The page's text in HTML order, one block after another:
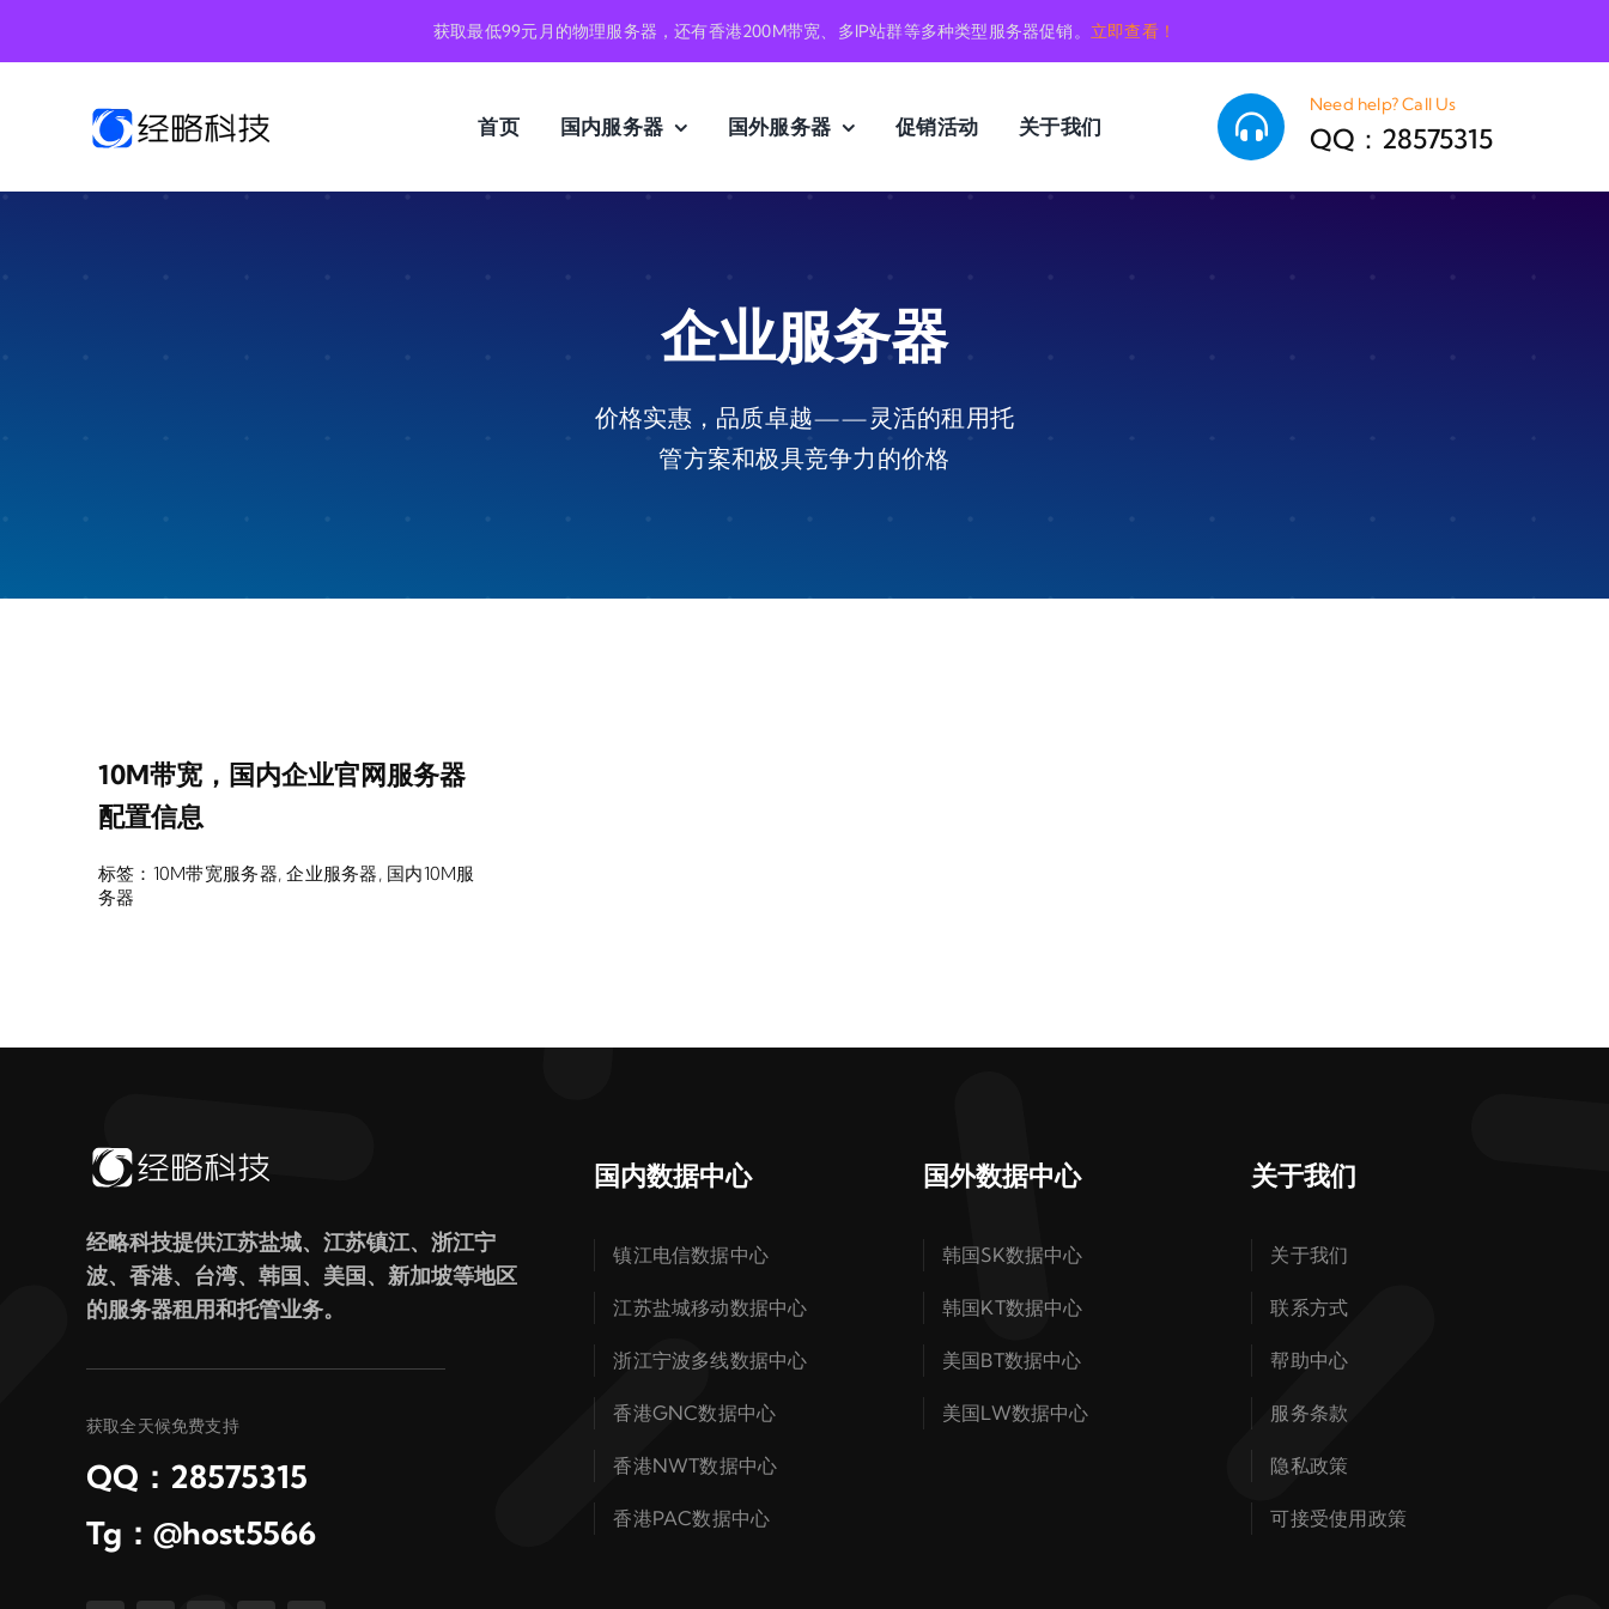
获取最低99元月的物理服务器，还有香港200M带宽、多IP站群等多种类型服务器促销。 立即查看！
首页 国内服务器 国外服务器 促销活动 关于我们
Need help? Call Us
QQ：28575315
企业服务器
价格实惠，品质卓越——灵活的租用托
管方案和极具竞争力的价格
10M带宽，国内企业官网服务器
配置信息
标签： 10M带宽服务器,企业服务器, 国内10M服
务器
经略科技提供江苏盐城、江苏镇江、浙江宁
波、香港、台湾、韩国、美国、新加坡等地区
的服务器租用和托管业务。
获取全天候免费支持
QQ：28575315
Tg：@host5566
国内数据中心
镇江电信数据中心
江苏盐城移动数据中心
浙江宁波多线数据中心
香港GNC数据中心
香港NWT数据中心
香港PAC数据中心
国外数据中心
韩国SK数据中心
韩国KT数据中心
美国BT数据中心
美国LW数据中心
关于我们
关于我们
联系方式
帮助中心
服务条款
隐私政策
可接受使用政策